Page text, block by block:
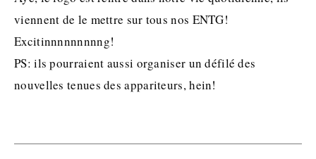
viennent de le mettre sur tous nos ENTG!
Excitinnnnnnnnng!
PS: ils pourraient aussi organiser un défilé des
nouvelles tenues des appariteurs, hein!